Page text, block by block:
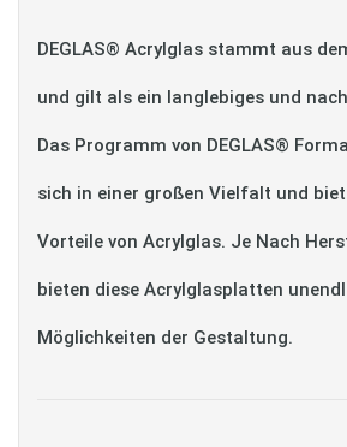
DEGLAS® Acrylglas stammt aus
und gilt als ein langlebiges und
Das Programm von DEGLAS®
sich in einer großen Vielfalt und
Vorteile von Acrylglas. Je Nach
bieten diese Acrylglasplatten
Möglichkeiten der Gestaltung.